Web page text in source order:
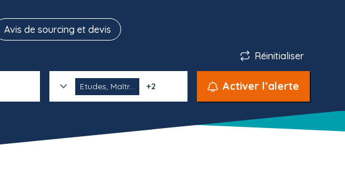
Avis de sourcing et devis
Réinitialiser
Etudes, Maîtr... +2 Activer l’alerte